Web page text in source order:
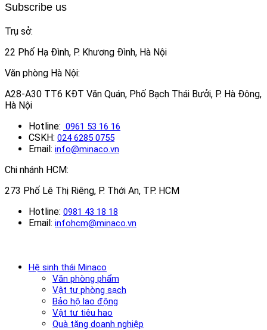
Subscribe us
Trụ sở:
22 Phố Hạ Đình, P. Khương Đình, Hà Nội
Văn phòng Hà Nội:
A28-A30 TT6 KĐT Văn Quán, Phố Bạch Thái Bưởi, P. Hà Đông,
Hà Nội
Hotline: 0961 53 16 16
CSKH: 024 6285 0755
Email: info@minaco.vn
Chi nhánh HCM:
273 Phố Lê Thị Riêng, P. Thới An, TP. HCM
Hotline: 0981 43 18 18
Email: infohcm@minaco.vn
Hệ sinh thái Minaco
Văn phòng phẩm
Vật tư phòng sạch
Bảo hộ lao động
Vật tư tiêu hao
Quà tặng doanh nghiệp